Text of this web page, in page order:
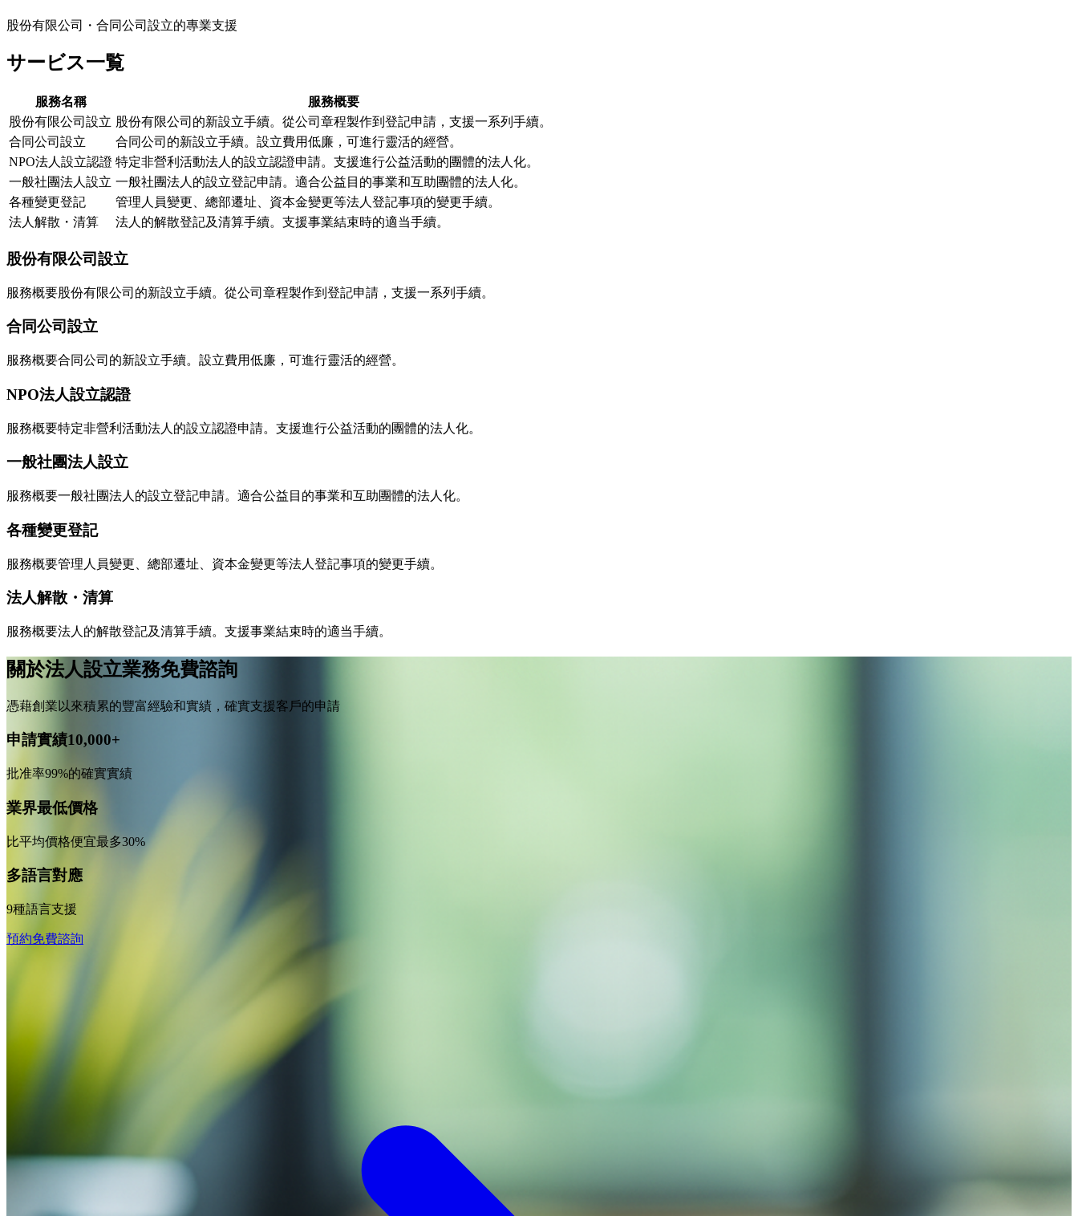
股份有限公司・合同公司設立的專業支援
サービス一覧
服務名稱
服務概要
股份有限公司設立 股份有限公司的新設立手續。從公司章程製作到登記申請，支援一系列手續。
合同公司設立
合同公司的新設立手續。設立費用低廉，可進行靈活的經營。
NPO法人設立認證 特定非營利活動法人的設立認證申請。支援進行公益活動的團體的法人化。
一般社團法人設立 一般社團法人的設立登記申請。適合公益目的事業和互助團體的法人化。
各種變更登記
管理人員變更、總部遷址、資本金變更等法人登記事項的變更手續。
法人解散・清算
法人的解散登記及清算手續。支援事業結束時的適当手續。
股份有限公司設立
服務概要股份有限公司的新設立手續。從公司章程製作到登記申請，支援一系列手續。
合同公司設立
服務概要合同公司的新設立手續。設立費用低廉，可進行靈活的經營。
NPO法人設立認證
服務概要特定非營利活動法人的設立認證申請。支援進行公益活動的團體的法人化。
一般社團法人設立
服務概要一般社團法人的設立登記申請。適合公益目的事業和互助團體的法人化。
各種變更登記
服務概要管理人員變更、總部遷址、資本金變更等法人登記事項的變更手續。
法人解散・清算
服務概要法人的解散登記及清算手續。支援事業結束時的適当手續。
關於法人設立業務免費諮詢
憑藉創業以來積累的豐富經驗和實績，確實支援客戶的申請
申請實績10,000+
批准率99%的確實實績
業界最低價格
比平均價格便宜最多30%
多語言對應
9種語言支援
預約免費諮詢